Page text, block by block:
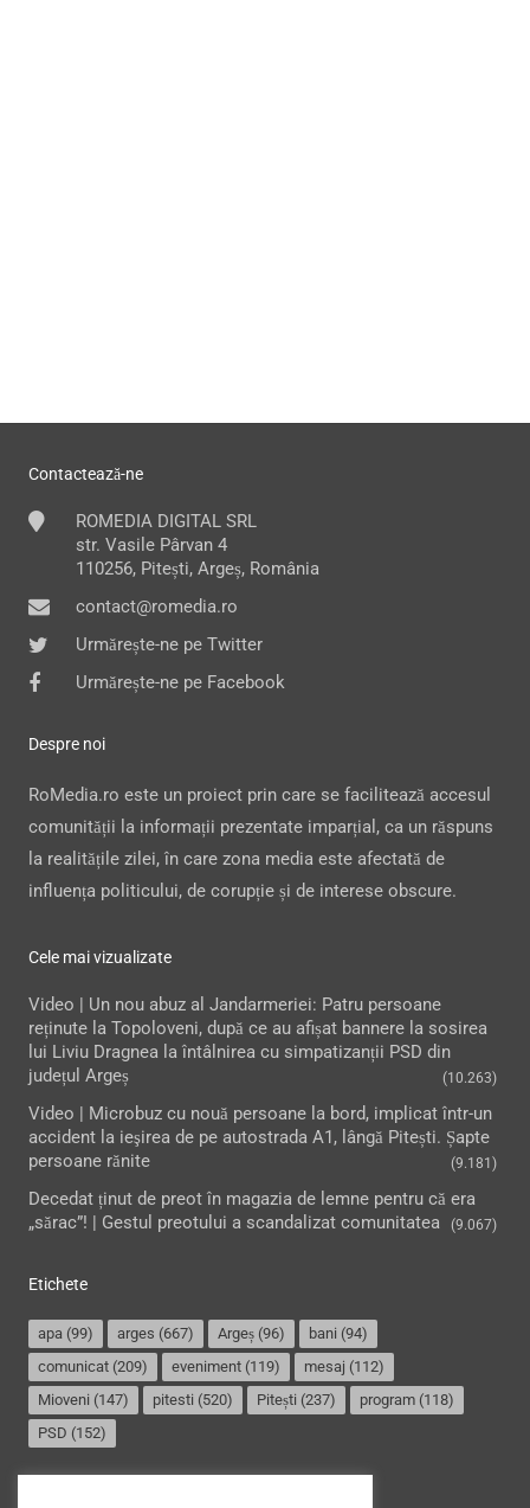
Contactează-ne
ROMEDIA DIGITAL SRL
str. Vasile Pârvan 4
110256, Pitești, Argeș, România
contact@romedia.ro
Urmărește-ne pe Twitter
Urmărește-ne pe Facebook
Despre noi
RoMedia.ro este un proiect prin care se facilitează accesul
comunității la informații prezentate imparțial, ca un răspuns
la realitățile zilei, în care zona media este afectată de
influența politicului, de corupție și de interese obscure.
Cele mai vizualizate
Video | Un nou abuz al Jandarmeriei: Patru persoane
reținute la Topoloveni, după ce au afișat bannere la sosirea
lui Liviu Dragnea la întâlnirea cu simpatizanții PSD din
județul Argeș
(10.263)
Video | Microbuz cu nouă persoane la bord, implicat într-un
accident la ieşirea de pe autostrada A1, lângă Pitești. Șapte
persoane rănite
(9.181)
Decedat ținut de preot în magazia de lemne pentru că era
„sărac”! | Gestul preotului a scandalizat comunitatea
(9.067)
Etichete
apa (99) arges (667) Argeș (96) bani (94)
comunicat (209) eveniment (119) mesaj (112)
Mioveni (147) pitesti (520) Pitești (237) program (118)
PSD (152)